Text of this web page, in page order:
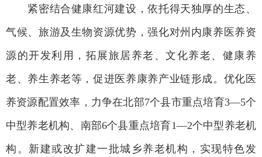
紧密结合健康红河建设，依托得天独厚的生态、
气候、旅游及生物资源优势，强化对州内康养医养资
源的开发利用，拓展旅居养老、文化养老、健康养
老、养生养老等，促进医养康养产业链形成。优化医
养资源配置效率，力争在北部7个县市重点培育3—5个
中型养老机构、南部6个县重点培育1—2个中型养老机
构。新建或改扩建一批城乡养老机构，实现特色发